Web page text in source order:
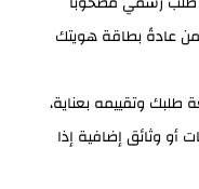
عادةً بطاقة هويتك
وتقييمه بعناية،
وثائق إضافية إذا